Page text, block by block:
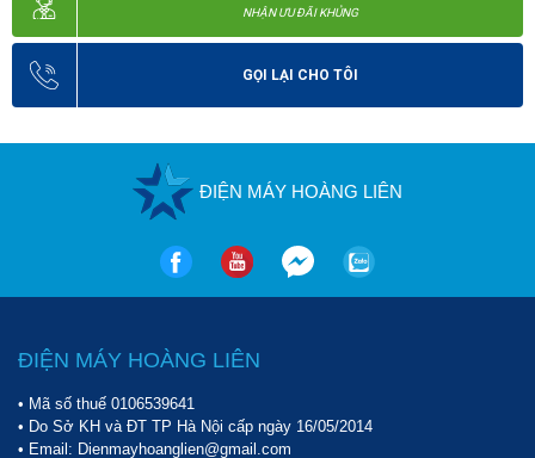
Linh hoạt, tiện dụng
Bên cạnh đó, barrier ELKA T3000
phản hồi tích cực từ phía người dùng bởi đa dạng tính năng nổi
NHẬN ƯU ĐÃI KHỦNG
GỌI LẠI CHO TÔI
ĐIỆN MÁY HOÀNG LIÊN
ĐIỆN MÁY HOÀNG LIÊN
• Mã số thuế 0106539641
• Do Sở KH và ĐT TP Hà Nội cấp ngày 16/05/2014
• Email: Dienmayhoanglien@gmail.com